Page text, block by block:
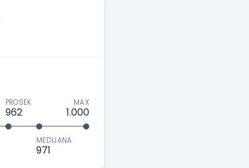
MEDIJANA
971
PROSEK
962
MAX
1.000